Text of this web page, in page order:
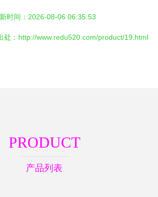
时间：2026-08-06 06:35:53
处：http://www.redu520.com/product/19.html
PRODUCT
产品列表